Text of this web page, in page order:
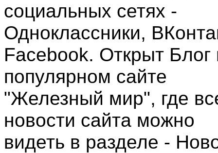
социальных сетях -
Одноклассники,
Facebook. Открыт Блог
популярном сайте
"Железный мир", где
новости сайта можно
видеть в разделе -